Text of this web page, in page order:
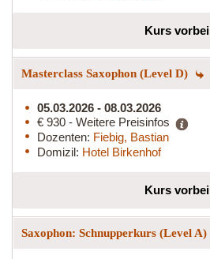
Kurs vorbei
Masterclass Saxophon (Level D)
05.03.2026 - 08.03.2026
€ 930 - Weitere Preisinfos
Dozenten: Fiebig, Bastian
Domizil: Hotel Birkenhof
Kurs vorbei
Saxophon: Schnupperkurs (Level A)